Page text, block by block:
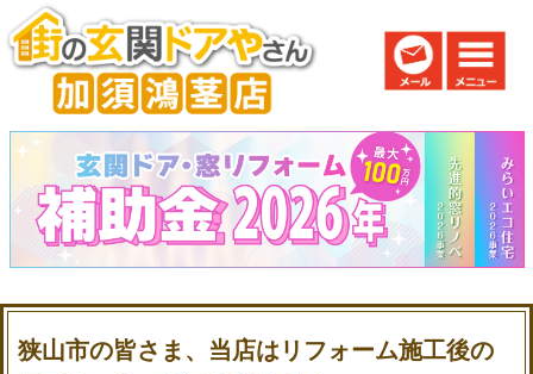
狭山市の皆さま、当店はリフォーム施工後の